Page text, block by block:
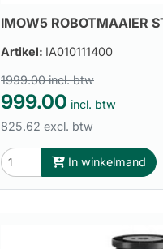
IMOW5 ROBOTMAAIER
Artikel: IA010111400
1999.00 incl. btw
999.00 incl. btw
825.62 excl. btw
In winkelmand